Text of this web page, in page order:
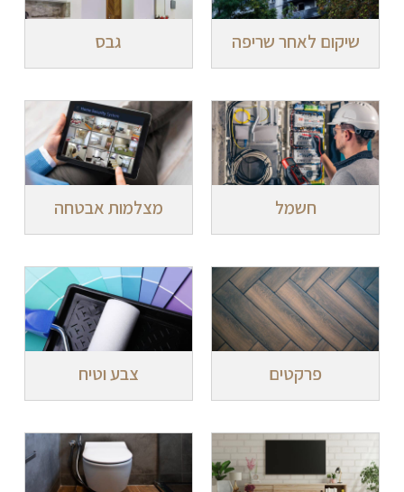
שיקום לאחר שריפה גבס
חשמל מצלמות אבטחה
פרקטים צבע וטיח